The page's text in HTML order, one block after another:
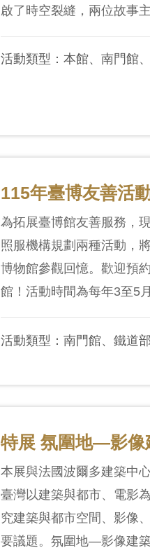
啟了時空裂縫，兩位故事
活動類型：本館、南門館
115年臺博友善活
為拓展臺博館友善服務，
照服機構規劃兩種活動，
博物館參觀回憶。歡迎預
館！活動時間為每年3至5
活動類型：南門館、鐵道
特展 氛圍地—影像
本展與法國波爾多建築中
臺灣以建築與都市、電影
究建築與都市空間、影像
要議題。氛圍地—影像建